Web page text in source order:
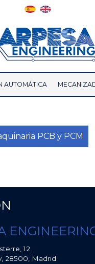
AUTOMÁTICA
PCB y PCM
12
28500, Madrid